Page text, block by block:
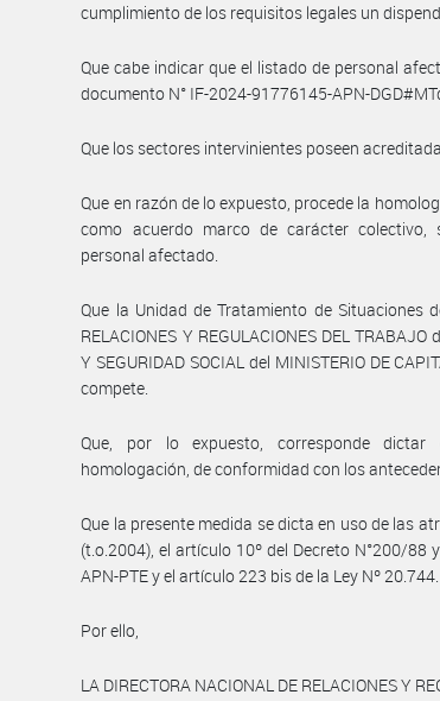
cumplimiento de los requisitos legales un
Que cabe indicar que el listado de personal
documento N° IF-2024-91776145-APN-
Que los sectores intervinientes poseen
Que en razón de lo expuesto, procede la
como acuerdo marco de carácter colectivo,
personal afectado.
Que la Unidad de Tratamiento de Situaciones
RELACIONES Y REGULACIONES DEL TRABAJO
Y SEGURIDAD SOCIAL del MINISTERIO DE
compete.
Que, por lo expuesto, corresponde
homologación, de conformidad con los
Que la presente medida se dicta en uso de las
(t.o.2004), el artículo 10º del Decreto N°200/88
APN-PTE y el artículo 223 bis de la Ley Nº 20.744.
Por ello,
LA DIRECTORA NACIONAL DE RELACIONES Y